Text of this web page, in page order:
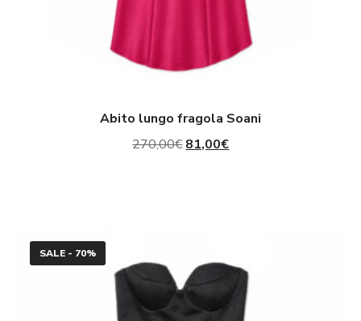
Abito lungo fragola Soani
270,00€ Il
81,00€Il
Mini
abito
SALE - 70%